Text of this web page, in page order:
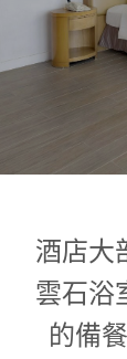
酒店大
雲石浴
的備